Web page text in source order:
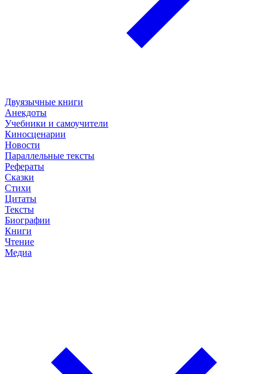
Двуязычные книги
Анекдоты
Учебники и самоучители
Киносценарии
Новости
Параллельные тексты
Рефераты
Сказки
Стихи
Цитаты
Тексты
Биографии
Книги
Чтение
Медиа